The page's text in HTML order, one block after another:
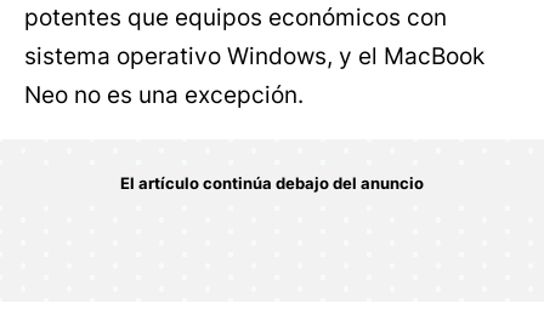
potentes que equipos económicos con
sistema operativo Windows, y el MacBook
Neo no es una excepción.